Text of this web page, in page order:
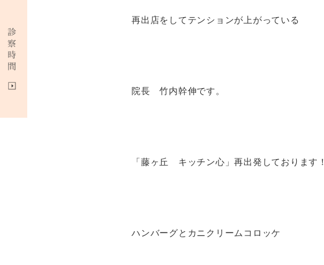
再出店をしてテンションが上がっている
院長 竹内幹伸です。
「藤ヶ丘 キッチン心」再出発しております！
ハンバーグとカニクリームコロッケ